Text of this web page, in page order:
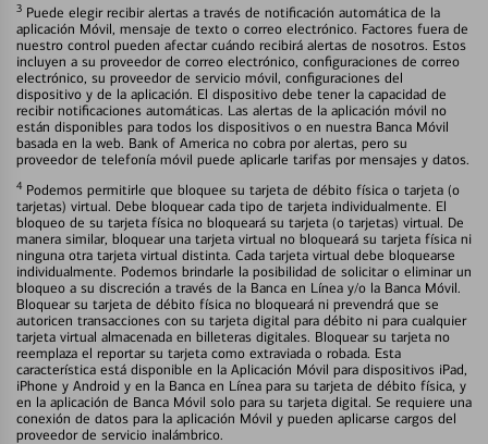
3 Puede elegir recibir alertas a través de notificación automática de la
aplicación Móvil, mensaje de texto o correo electrónico. Factores fuera de
nuestro control pueden afectar cuándo recibirá alertas de nosotros. Estos
incluyen a su proveedor de correo electrónico, configuraciones de correo
electrónico, su proveedor de servicio móvil, configuraciones del
dispositivo y de la aplicación. El dispositivo debe tener la capacidad de
recibir notificaciones automáticas. Las alertas de la aplicación móvil no
están disponibles para todos los dispositivos o en nuestra Banca Móvil
basada en la web. Bank of America no cobra por alertas, pero su
proveedor de telefonía móvil puede aplicarle tarifas por mensajes y datos.
4 Podemos permitirle que bloquee su tarjeta de débito física o tarjeta (o
tarjetas) virtual. Debe bloquear cada tipo de tarjeta individualmente. El
bloqueo de su tarjeta física no bloqueará su tarjeta (o tarjetas) virtual. De
manera similar, bloquear una tarjeta virtual no bloqueará su tarjeta física ni
ninguna otra tarjeta virtual distinta. Cada tarjeta virtual debe bloquearse
individualmente. Podemos brindarle la posibilidad de solicitar o eliminar un
bloqueo a su discreción a través de la Banca en Línea y/o la Banca Móvil.
Bloquear su tarjeta de débito física no bloqueará ni prevendrá que se
autoricen transacciones con su tarjeta digital para débito ni para cualquier
tarjeta virtual almacenada en billeteras digitales. Bloquear su tarjeta no
reemplaza el reportar su tarjeta como extraviada o robada. Esta
característica está disponible en la Aplicación Móvil para dispositivos iPad,
iPhone y Android y en la Banca en Línea para su tarjeta de débito física, y
en la aplicación de Banca Móvil solo para su tarjeta digital. Se requiere una
conexión de datos para la aplicación Móvil y pueden aplicarse cargos del
proveedor de servicio inalámbrico.